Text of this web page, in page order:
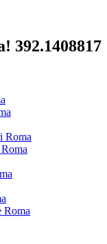
392.1408817
Roma
Roma